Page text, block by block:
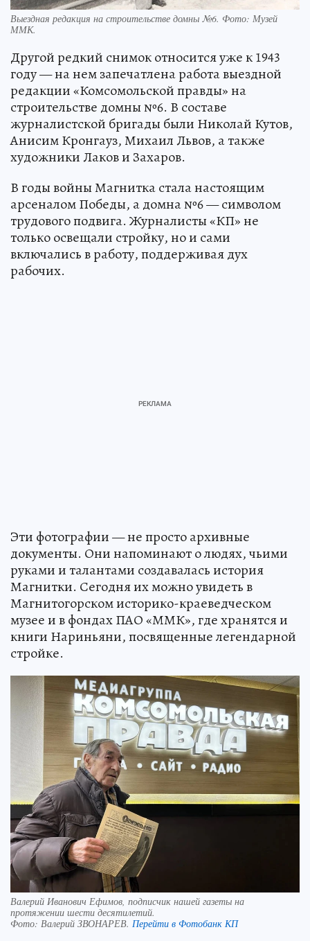
Выездная редакция на строительстве домны №6. Фото: Музей
ММК.
Другой редкий снимок относится уже к 1943
году — на нем запечатлена работа выездной
редакции «Комсомольской правды» на
строительстве домны №6. В составе
журналистской бригады были Николай Кутов,
Анисим Кронгауз, Михаил Львов, а также
художники Лаков и Захаров.
В годы войны Магнитка стала настоящим
арсеналом Победы, а домна №6 — символом
трудового подвига. Журналисты «КП» не
только освещали стройку, но и сами
включались в работу, поддерживая дух
рабочих.
Эти фотографии — не просто архивные
документы. Они напоминают о людях, чьими
руками и талантами создавалась история
Магнитки. Сегодня их можно увидеть в
Магнитогорском историко-краеведческом
музее и в фондах ПАО «ММК», где хранятся и
книги Нариньяни, посвященные легендарной
стройке.
Валерий Иванович Ефимов, подписчик нашей газеты на
протяжении шести десятилетий.
Фото: Валерий ЗВОНАРЕВ. Перейти в Фотобанк КП